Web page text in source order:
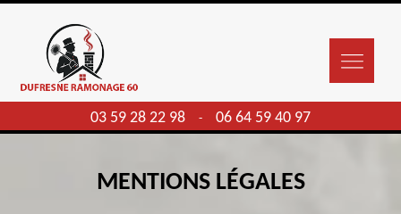
03 59 28 22 98 - 06 64 59 40 97
MENTIONS LÉGALES